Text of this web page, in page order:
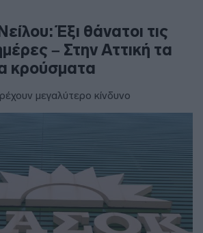
Έξι θάνατοι τις
– Στην Αττική τα
κρούσματα
μεγαλύτερο κίνδυνο